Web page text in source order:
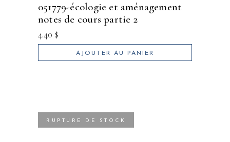
051779-écologie et aménagement
notes de cours partie 2
4.40 $
AJOUTER AU PANIER
RUPTURE DE STOCK